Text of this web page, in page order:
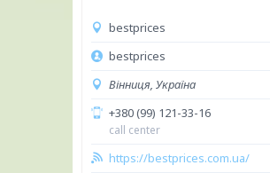
bestprices
bestprices
Вінниця, Україна
+380 (99) 121-33-16
call center
https://bestprices.com.ua/